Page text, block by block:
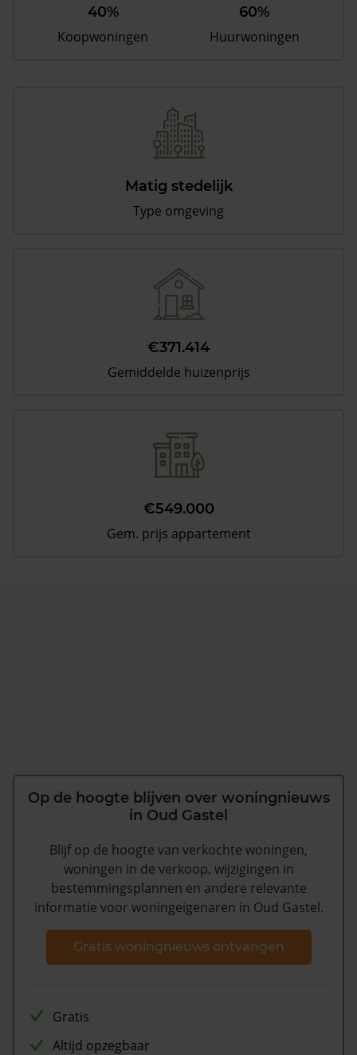
40%
Koopwoningen
60%
Huurwoningen
Matig stedelijk
Type omgeving
€371.414
Gemiddelde huizenprijs
€549.000
Gem. prijs appartement
Op de hoogte blijven over woningnieuws
in Oud Gastel
Blijf op de hoogte van verkochte woningen,
woningen in de verkoop, wijzigingen in
bestemmingsplannen en andere relevante
informatie voor woningeigenaren in Oud Gastel.
Gratis woningnieuws ontvangen
Gratis
Altijd opzegbaar